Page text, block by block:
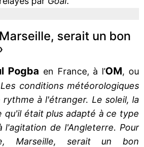
serait un bon
Pogba en France, à l’OM, ou
Les conditions météorologiques
à l'étranger. Le soleil, la
qu'il était plus adapté à ce type
l'agitation de l'Angleterre. Pour
Marseille, serait un bon